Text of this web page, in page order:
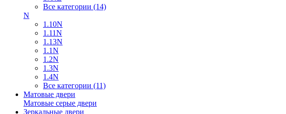
Все категории (14)
N
1.10N
1.11N
1.13N
1.1N
1.2N
1.3N
1.4N
Все категории (11)
Матовые двери
Матовые серые двери
Зеркальные двери